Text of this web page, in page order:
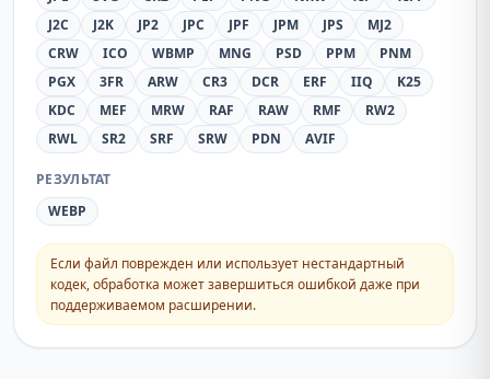
J2C
J2K JP2 JPC JPF JPM JPS
MJ2
CRW
ICO WBMP MNG PSD PPM
PNM
PGX
3FR ARW CR3 DCR ERF IIQ
K25
KDC
MEF MRW RAF RAW RMF
RW2
RWL
SR2 SRF SRW PDN AVIF
РЕЗУЛЬТАТ
WEBP
Если файл поврежден или использует нестандартный
кодек, обработка может завершиться ошибкой даже при
поддерживаемом расширении.